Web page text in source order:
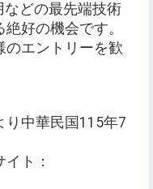
どの最先端技術
好の機会です。
のエントリーを歓
り中華民国115年7
ト：